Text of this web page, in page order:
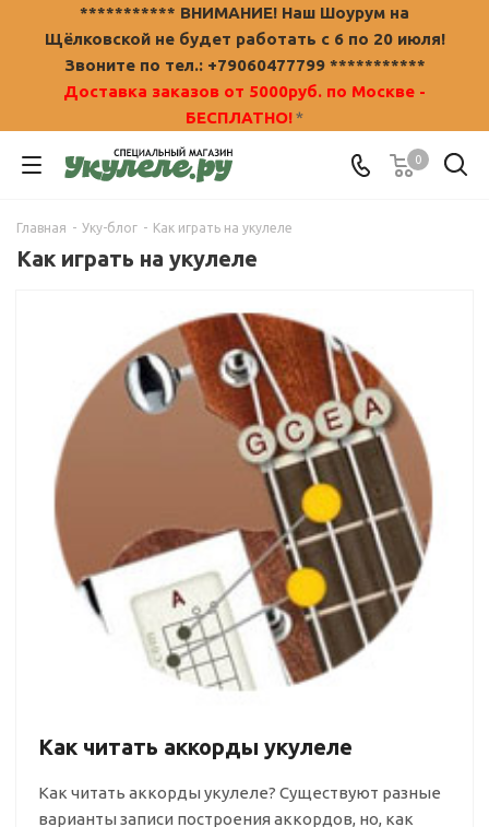
*********** ВНИМАНИЕ! Наш Шоурум на
Щёлковской не будет работать с 6 по 20 июля!
Звоните по тел.: +79060477799 ***********
Доставка заказов от 5000руб. по Москве -
БЕСПЛАТНО!*
0
Главная - Уку-блог - Как играть на укулеле
Как играть на укулеле
Как читать аккорды укулеле
Как читать аккорды укулеле? Существуют разные
варианты записи построения аккордов, но, как